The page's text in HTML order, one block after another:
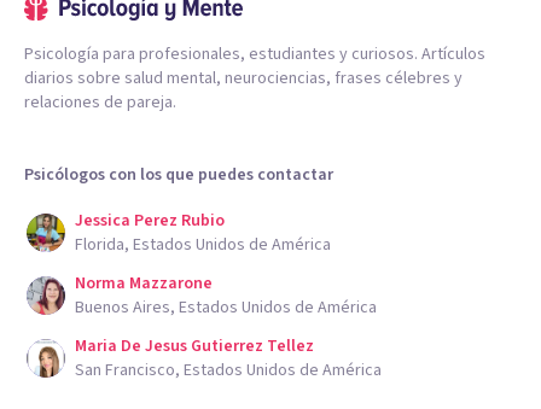
Psicología para profesionales, estudiantes y curiosos. Artículos
diarios sobre salud mental, neurociencias, frases célebres y
relaciones de pareja.
Psicólogos con los que puedes contactar
Jessica Perez Rubio
Florida, Estados Unidos de América
Norma Mazzarone
Buenos Aires, Estados Unidos de América
Maria De Jesus Gutierrez Tellez
San Francisco, Estados Unidos de América